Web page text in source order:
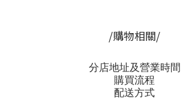
/購物相關/
分店地址及營業時間
購買流程
配送方式